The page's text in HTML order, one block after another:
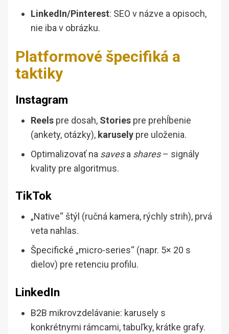
LinkedIn/Pinterest: SEO v názve a opisoch,
nie iba v obrázku.
Platformové špecifiká a
taktiky
Instagram
Reels pre dosah, Stories pre prehĺbenie
(ankety, otázky), karusely pre uloženia.
Optimalizovať na savesa shares– signály
kvality pre algoritmus.
TikTok
„Native“ štýl (ručná kamera, rýchly strih), prvá
veta nahlas.
Špecifické „micro-series“ (napr. 5× 20 s
dielov) pre retenciu profilu.
LinkedIn
B2B mikrovzdelávanie: karusely s
konkrétnymi rámcami, tabuľky, krátke grafy.